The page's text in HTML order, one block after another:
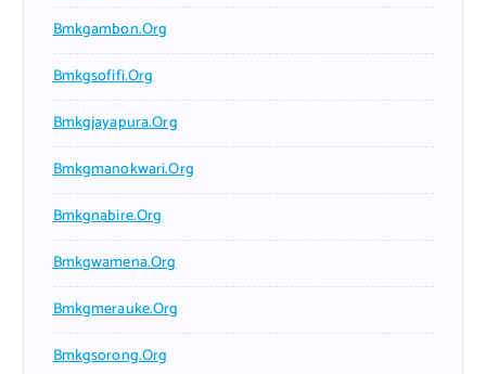
Bmkgambon.org
Bmkgsofifi.org
Bmkgjayapura.org
Bmkgmanokwari.org
Bmkgnabire.org
Bmkgwamena.org
Bmkgmerauke.org
Bmkgsorong.org